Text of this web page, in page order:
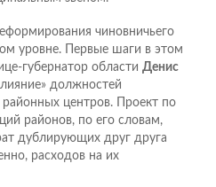
чиновничьего
уровне. Первые шаги в этом
губернатор области Денис
должностей
центров. Проект по
районов, по его словам,
дублирующих друг друга
расходов на их